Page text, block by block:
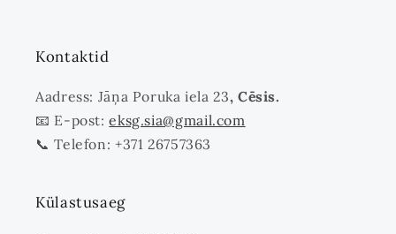
Kontaktid
Aadress: Jāņa Poruka iela 23, Cēsis.
📧 E-post:eksg.sia@gmail.com
📞 Telefon: +371 26757363
Külastusaeg